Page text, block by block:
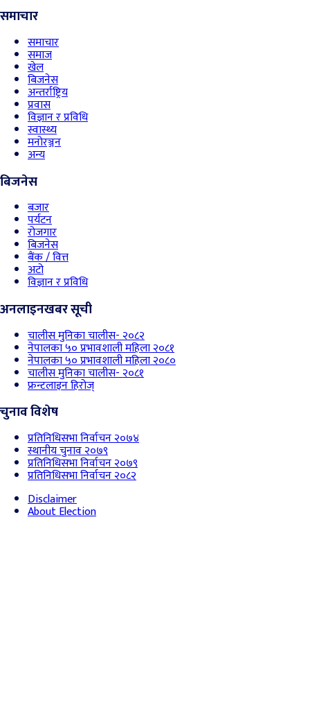
समाचार
समाचार
समाज
खेल
बिजनेस
अन्तर्राष्ट्रिय
प्रवास
विज्ञान र प्रविधि
स्वास्थ्य
मनोरञ्जन
अन्य
बिजनेस
बजार
पर्यटन
रोजगार
बिजनेस
बैंक / वित्त
अटो
विज्ञान र प्रविधि
अनलाइनखबर सूची
चालीस मुनिका चालीस- २०८२
नेपालका ५० प्रभावशाली महिला २०८१
नेपालका ५० प्रभावशाली महिला २०८०
चालीस मुनिका चालीस- २०८१
फ्रन्टलाइन हिरोज्
चुनाव विशेष
प्रतिनिधिसभा निर्वाचन २०७४
स्थानीय चुनाव २०७९
प्रतिनिधिसभा निर्वाचन २०७९
प्रतिनिधिसभा निर्वाचन २०८२
Disclaimer
About Election